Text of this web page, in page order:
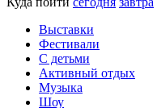
Выставки
Фестивали
С детьми
Активный отдых
Музыка
Шоу